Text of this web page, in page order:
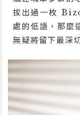
拔出過一枚
處的低語，那麼
無疑將留下最深